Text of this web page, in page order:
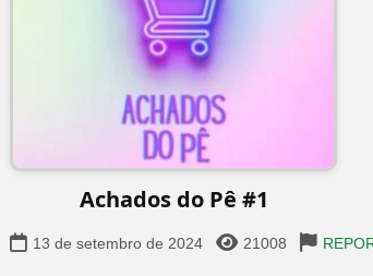
Achados do Pê #1
13 de setembro de 2024 21008